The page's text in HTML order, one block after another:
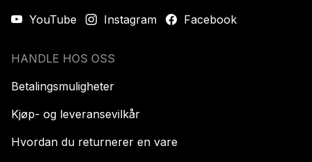
YouTube
Instagram Facebook
HANDLE HOS OSS
Betalingsmuligheter
Kjøp- og leveransevilkår
Hvordan du returnerer en vare